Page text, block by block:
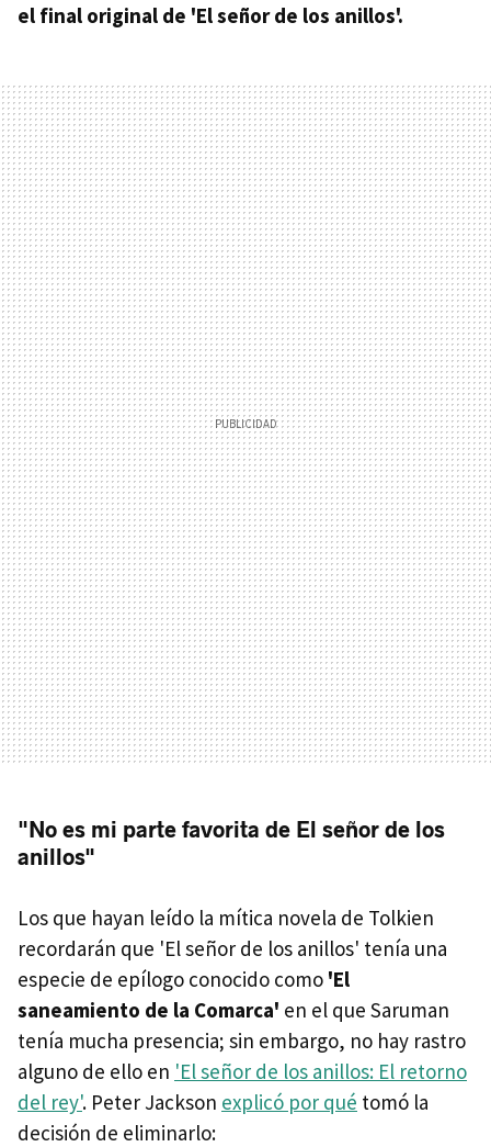
el final original de 'El señor de los anillos'.
"No es mi parte favorita de El señor de los
anillos"
Los que hayan leído la mítica novela de Tolkien
recordarán que 'El señor de los anillos' tenía una
especie de epílogo conocido como 'El
saneamiento de la Comarca' en el que Saruman
tenía mucha presencia; sin embargo, no hay rastro
alguno de ello en 'El señor de los anillos: El retorno
del rey'. Peter Jackson explicó por qué tomó la
decisión de eliminarlo: